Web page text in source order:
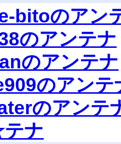
bitoのアン
のアンテナ
のアンテナ
のアンテ
のアンテ
ナ